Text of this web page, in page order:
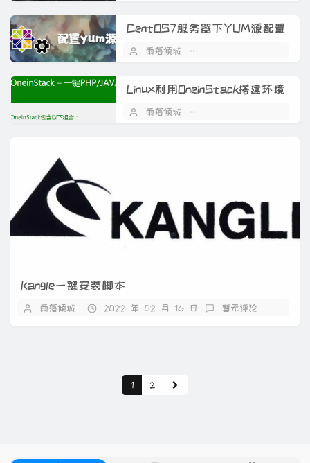
CentOS7服务器下YUM源配置
雨落倾城
Linux利用OneinStack搭建环境
雨落倾城
Kangle一键安装脚本
雨落倾城 2022 年 02 月 16 日 暂无评论
1 2